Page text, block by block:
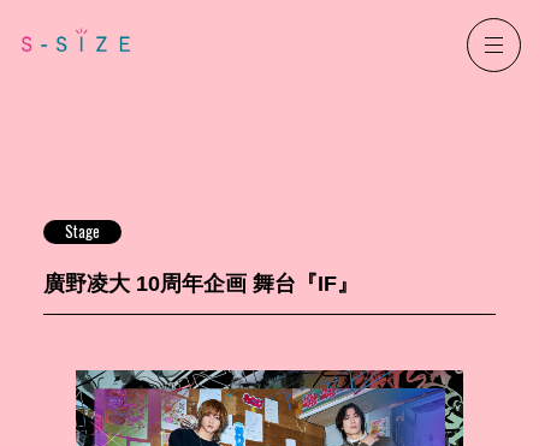
Stage
廣野凌大 10周年企画 舞台『IF』